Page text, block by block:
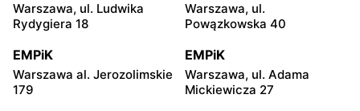
Warszawa, ul. Ludwika
Rydygiera 18
Warszawa, ul.
Powązkowska 40
EMPiK
Warszawa al. Jerozolimskie
179
EMPiK
Warszawa, ul. Adama
Mickiewicza 27